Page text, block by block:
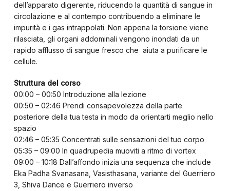
dell’apparato digerente, riducendo la quantità di sangue in
circolazione e al contempo contribuendo a eliminare le
impurità e i gas intrappolati. Non appena la torsione viene
rilasciata, gli organi addominali vengono inondati da un
rapido afflusso di sangue fresco che aiuta a purificare le
cellule.
Struttura del corso
00:00 – 00:50 Introduzione alla lezione
00:50 – 02:46 Prendi consapevolezza della parte
posteriore della tua testa in modo da orientarti meglio nello
spazio
02:46 – 05:35 Concentrati sulle sensazioni del tuo corpo
05:35 – 09:00 In quadrupedia muoviti a ritmo di vortex
09:00 – 10:18 Dall’affondo inizia una sequenza che include
Eka Padha Svanasana, Vasisthasana, variante del Guerriero
3, Shiva Dance e Guerriero inverso